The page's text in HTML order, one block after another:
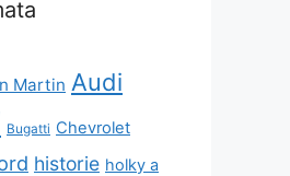
Martin Audi
Bugatti Chevrolet
historie holky a